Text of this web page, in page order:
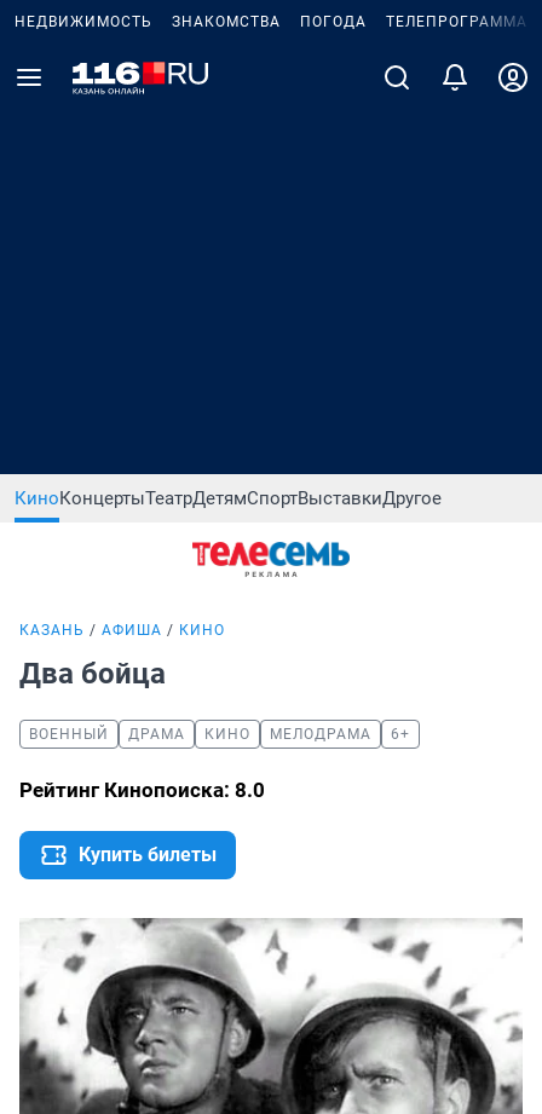
НЕДВИЖИМОСТЬ ЗНАКОМСТВА ПОГОДА ТЕЛЕПРОГРАММА
КиноКонцертыТеатрДетямСпортВыставкиДругое
КАЗАНЬ АФИША КИНО
Два бойца
ВОЕННЫЙ ДРАМА КИНО МЕЛОДРАМА 6+
Рейтинг Кинопоиска: 8.0
Купить билеты